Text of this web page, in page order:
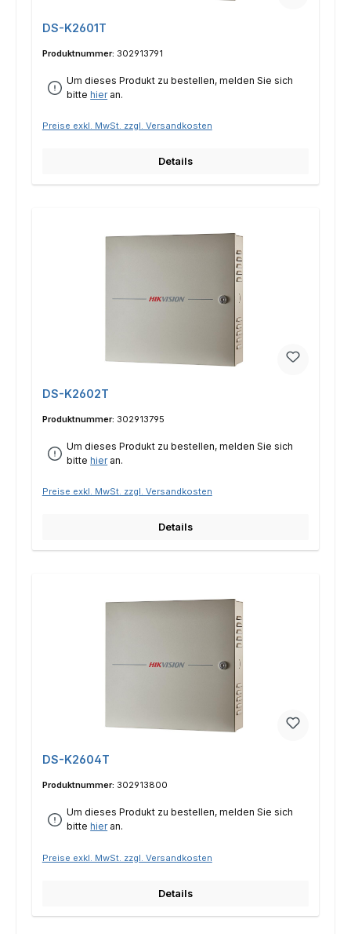
DS-K2601T
Produktnummer: 302913791
Um dieses Produkt zu bestellen, melden Sie sich
bittehieran.
Preise exkl. MwSt. zzgl. Versandkosten
Details
DS-K2602T
Produktnummer: 302913795
Um dieses Produkt zu bestellen, melden Sie sich
bittehieran.
Preise exkl. MwSt. zzgl. Versandkosten
Details
DS-K2604T
Produktnummer: 302913800
Um dieses Produkt zu bestellen, melden Sie sich
bittehieran.
Preise exkl. MwSt. zzgl. Versandkosten
Details